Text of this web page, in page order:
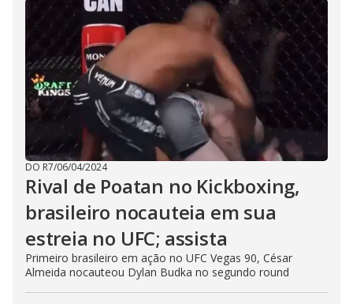
DO R7/06/04/2024
Rival de Poatan no Kickboxing,
brasileiro nocauteia em sua
estreia no UFC; assista
Primeiro brasileiro em ação no UFC Vegas 90, César
Almeida nocauteou Dylan Budka no segundo round